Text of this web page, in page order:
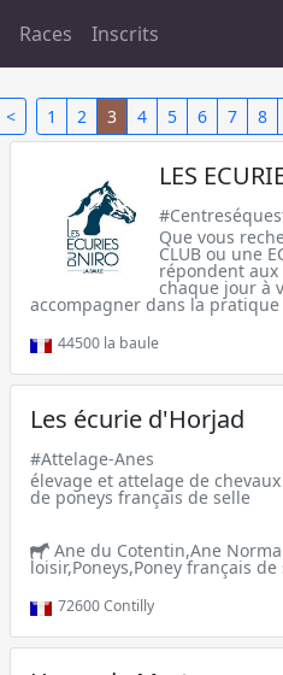
Races Inscrits
< 1 2 3 4 5 6 7 8
LES
Que vous
CLUB ou une
répondent
chaque jour à
accompagner dans la
44500 la baule
Les écurie d'Horjad
#Attelage-Anes
élevage et attelage de
de poneys français de selle
Ane du Cotentin,Ane
loisir,Poneys,Poney français de
72600Contilly